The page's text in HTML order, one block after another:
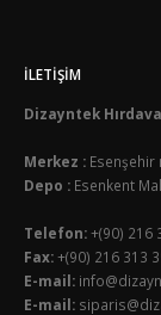
İLETIŞIM
Dizayntek
Merkez : Esenşehir
Depo : Esenkent
Telefon:+(90) 216
Fax:+(90) 216 313
E-mail:
E-mail: